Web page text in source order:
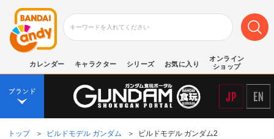
カレンダー キャラクター シリーズ お気に入り
オンライン
ショップ
トップ ＞ ビルドモデル ガンダム ＞ ビルドモデル ガンダム2